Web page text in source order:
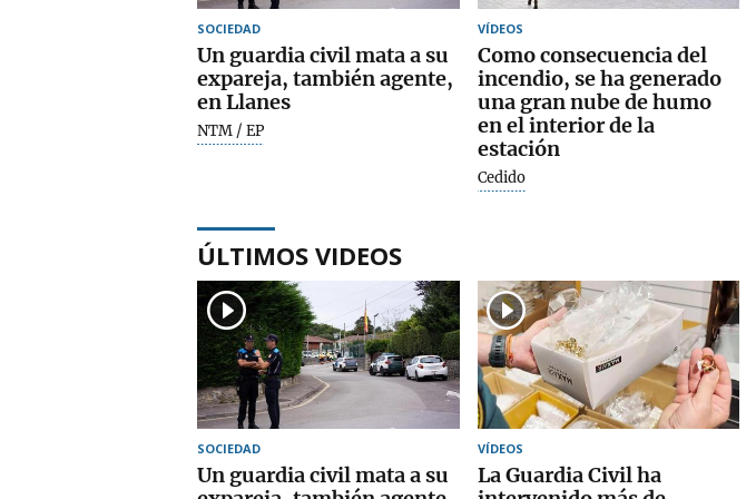
SOCIEDAD
Un guardia civil mata a su
expareja, también agente,
en Llanes
NTM / EP
VÍDEOS
Como consecuencia del
incendio, se ha generado
una gran nube de humo
en el interior de la
estación
Cedido
ÚLTIMOS VIDEOS
SOCIEDAD
Un guardia civil mata a su
VÍDEOS
La Guardia Civil ha